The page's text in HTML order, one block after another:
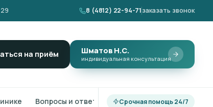
8 (4812) 22-94-71заказать звонок
на приём Шматов Н.С.
индивидуальная консультация
Вопросы и ответы Срочная помощь 24/7